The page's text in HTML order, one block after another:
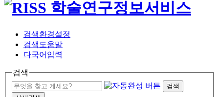
검색환경설정
검색도움말
다국어입력
검색
검색